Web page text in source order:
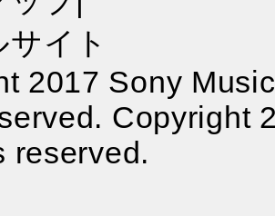
イト
2017 Sony
Copyright
reserved.